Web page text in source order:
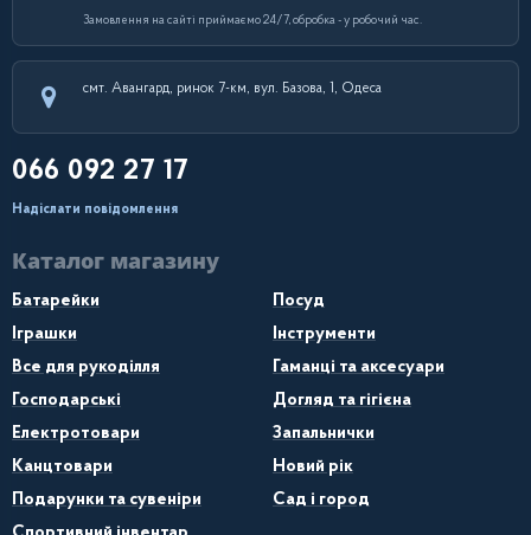
Замовлення на сайті приймаємо 24/7, обробка - у робочий час.
смт. Авангард, ринок 7-км, вул. Базова, 1, Одеса
066 092 27 17
Надіслати повідомлення
Каталог магазину
Батарейки
Посуд
Іграшки
Інструменти
Все для рукоділля
Гаманці та аксесуари
Господарські
Догляд та гігієна
Електротовари
Запальнички
Канцтовари
Новий рік
Подарунки та сувеніри
Сад і город